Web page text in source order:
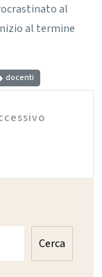
al
al termine
docenti
Cerca